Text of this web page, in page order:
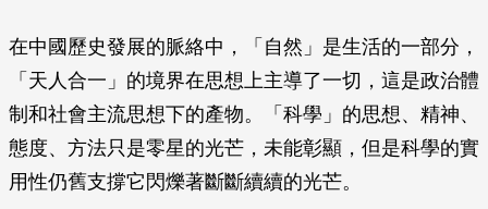
在中國歷史發展的脈絡中，「自然」是生活的一部分，
「天人合一」的境界在思想上主導了一切，這是政治體
制和社會主流思想下的產物。「科學」的思想、精神、
態度、方法只是零星的光芒，未能彰顯，但是科學的實
用性仍舊支撐它閃爍著斷斷續續的光芒。